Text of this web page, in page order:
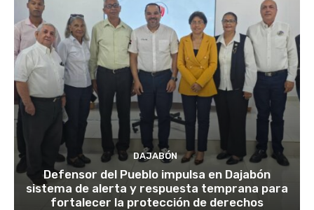
DAJABÓN
Defensor del Pueblo impulsa en Dajabón
sistema de alerta y respuesta temprana para
fortalecer la protección de derechos